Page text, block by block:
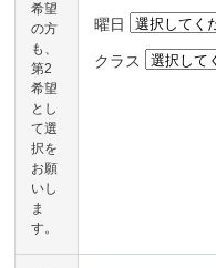
希望
の方
も、
第2
希望
とし
て選
択を
お願
いし
ま
す。
曜日
クラス